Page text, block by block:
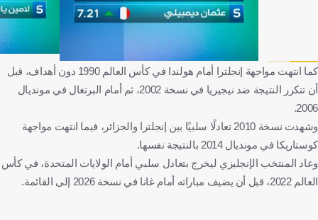
كما انتهت مواجهة إنجلترا أمام هولندا في كأس العالم 1990 دون أهداف، قبل
أن تتكرر النتيجة ضد نيجيريا في نسخة 2002، ثم أمام البرتغال في مونديال
2006.
وشهدت نسخة 2010 تعادلًا سلبيًا بين إنجلترا والجزائر، فيما انتهت مواجهة
كوستاريكا في مونديال 2014 بالنتيجة نفسها.
وعاد المنتخب الإنجليزي ليخرج بتعادل سلبي أمام الولايات المتحدة، في كأس
العالم 2022، قبل أن يضيف مباراته أمام غانا في نسخة 2026 إلى القائمة.